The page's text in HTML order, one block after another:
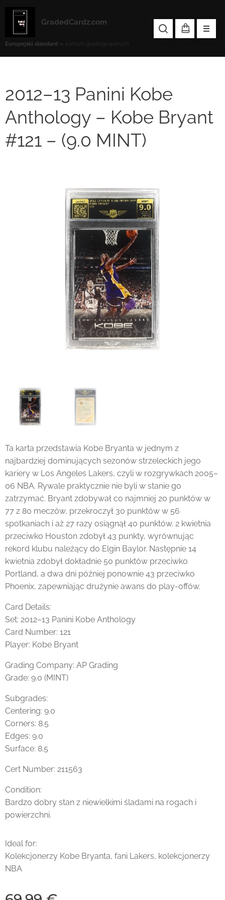
GradedCardz.com
Europejski standard w kartach gradingowanych
2012–13 Panini Kobe
Anthology – Kobe Bryant
#121 – (9.0 MINT)
Ta karta przedstawia Kobe Bryanta w jednym z
najbardziej dominujących sezonów strzeleckich jego
kariery w Los Angeles Lakers, czyli w rozgrywkach 2005–
06 NBA. Rywale praktycznie nie byli w stanie go
zatrzymać. Bryant zdobywał co najmniej 20 punktów w
77 z 80 meczów, przekroczył 30 punktów w 56
spotkaniach i aż 27 razy osiągnął 40 punktów. 2 kwietnia
przeciwko Houston zdobył 43 punkty, wyrównując
rekord klubu należący do Elgin Baylor. Następnie 14
kwietnia zdobył dokładnie 50 punktów przeciwko
Portland, a dwa dni później ponownie 43 przeciwko
Phoenix, zapewniając drużynie awans do play-offów.
Card Details:
Set: 2012–13 Panini Kobe Anthology
Card Number: 121
Player: Kobe Bryant
Grading Company: AP Grading
Grade: 9.0 (MINT)
Subgrades:
Centering: 9.0
Corners: 8.5
Edges: 9.0
Surface: 8.5
Cert Number: 211563
Condition:
Bardzo dobry stan z niewielkimi śladami na rogach i
powierzchni.
Ideal for:
Kolekcjonerzy Kobe Bryanta, fani Lakers, kolekcjonerzy
NBA